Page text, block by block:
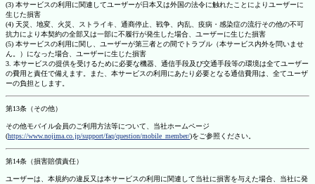
(3) 本サービスの利用に関連してユーザーが日本又は外国の法令に触れたことによりユーザーに
生じた損害
(4) 天災、地変、火災、ストライキ、通商停止、戦争、内乱、疫病・感染症の流行その他の不可
抗力により本契約の全部又は一部に不履行が発生した場合、ユーザーに生じた損害
(5) 本サービスの利用に関し、ユーザーが第三者との間でトラブル（本サービス内外を問いませ
ん。）になった場合、ユーザーに生じた損害
3. 本サービスの提供を受けるために必要な機器、通信手段及び交通手段等の環境は全てユーザー
の費用と責任で備えます。また、本サービスの利用にあたり必要となる通信費用は、全てユーザ
ーの負担とします。
第13条（その他）
その他モバイル会員のご利用方法等について、当社ホームページ
(https://www.nojima.co.jp/support/faq/question/mobile_member/)をご参照ください。
第14条（損害賠償責任）
ユーザーは、本規約の違反又は本サービスの利用に関連して当社に損害を与えた場合、当社に発